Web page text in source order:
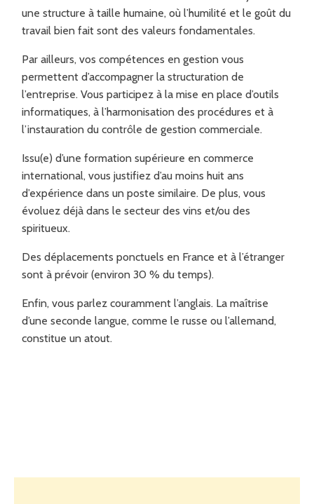
une structure à taille humaine, où l’humilité et le goût du
travail bien fait sont des valeurs fondamentales.
Par ailleurs, vos compétences en gestion vous
permettent d’accompagner la structuration de
l’entreprise. Vous participez à la mise en place d’outils
informatiques, à l’harmonisation des procédures et à
l’instauration du contrôle de gestion commerciale.
Issu(e) d’une formation supérieure en commerce
international, vous justifiez d’au moins huit ans
d’expérience dans un poste similaire. De plus, vous
évoluez déjà dans le secteur des vins et/ou des
spiritueux.
Des déplacements ponctuels en France et à l’étranger
sont à prévoir (environ 30 % du temps).
Enfin, vous parlez couramment l’anglais. La maîtrise
d’une seconde langue, comme le russe ou l’allemand,
constitue un atout.